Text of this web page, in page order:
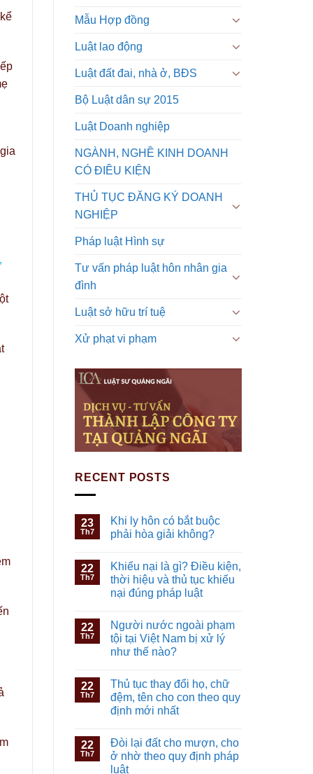
Mẫu Hợp đồng
Luật lao động
Luật đất đai, nhà ở, BĐS
Bộ Luật dân sự 2015
Luật Doanh nghiệp
NGÀNH, NGHỀ KINH DOANH
CÓ ĐIỀU KIỆN
THỦ TỤC ĐĂNG KÝ DOANH
NGHIỆP
Pháp luật Hình sự
Tư vấn pháp luật hôn nhân gia
đình
Luật sở hữu trí tuệ
Xử phạt vi phạm
RECENT POSTS
23
Th7
Khi ly hôn có bắt buộc
phải hòa giải không?
22
Th7
Khiếu nại là gì? Điều kiện,
thời hiệu và thủ tục khiếu
nại đúng pháp luật
22
Th7
Người nước ngoài phạm
tội tại Việt Nam bị xử lý
như thế nào?
22
Th7
Thủ tục thay đổi họ, chữ
đệm, tên cho con theo quy
định mới nhất
22
Th7
Đòi lại đất cho mượn, cho
ở nhờ theo quy định pháp
luật